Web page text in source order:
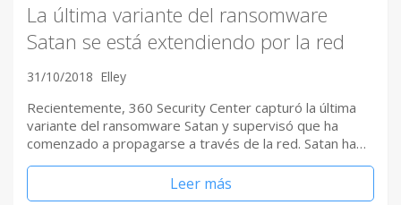
La última variante del ransomware
Satan se está extendiendo por la red
31/10/2018 Elley
Recientemente, 360 Security Center capturó la última
variante del ransomware Satan y supervisó que ha
comenzado a propagarse a través de la red. Satan ha…
Leer más